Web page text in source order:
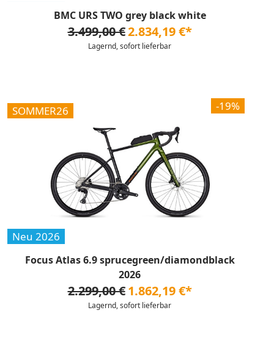
BMC URS TWO grey black white
3.499,00 €2.834,19 €*
Lagernd, sofort lieferbar
-19%
SOMMER26
Neu 2026
Focus Atlas 6.9 sprucegreen/diamondblack
2026
2.299,00 € 1.862,19 €*
Lagernd, sofort lieferbar